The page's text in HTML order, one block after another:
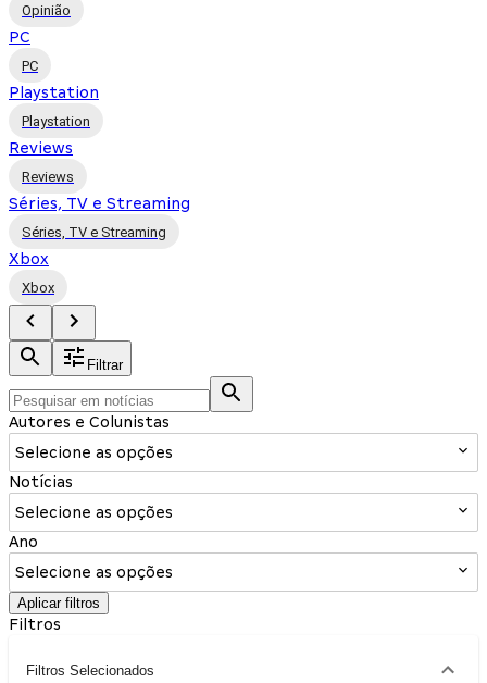
Opinião
PC
PC
Playstation
Playstation
Reviews
Reviews
Séries, TV e Streaming
Séries, TV e Streaming
Xbox
Xbox
Filtrar
Autores e Colunistas
Selecione as opções
Notícias
Selecione as opções
Ano
Selecione as opções
Aplicar filtros
Filtros
Filtros Selecionados